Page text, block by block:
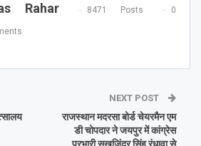
Rahar 8471 Posts 0
NEXT POST
राजस्थान मदरसा बोर्ड चेयरमैन एम
डी चोपदार ने जयपुर में कांग्रेस